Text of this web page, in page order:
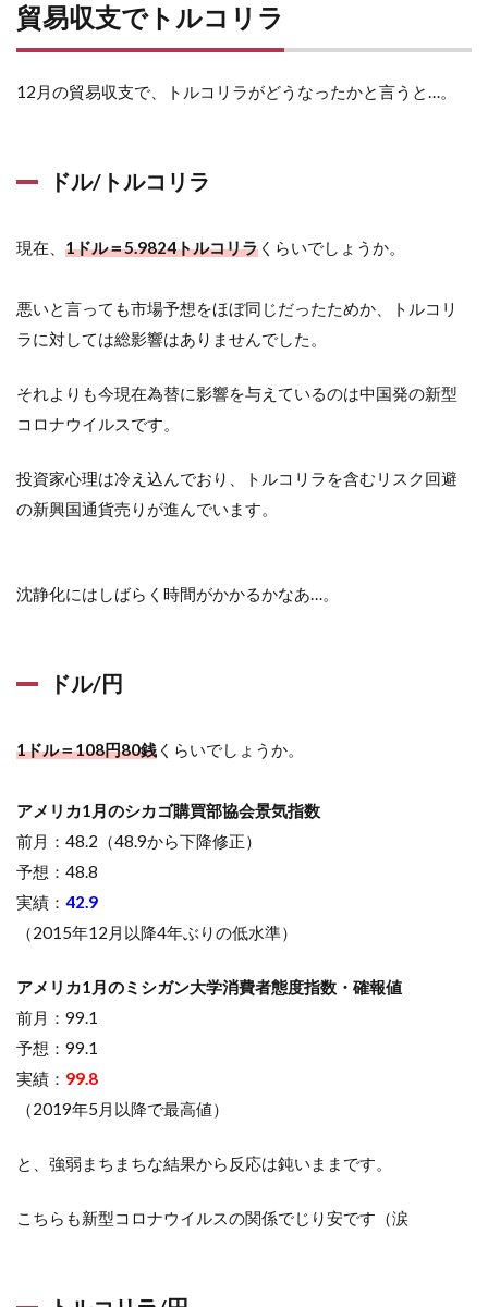
貿易収支でトルコリラ
12月の貿易収支で、トルコリラがどうなったかと言うと…。
ドル/トルコリラ
現在、 1ドル＝5.9824トルコリラ くらいでしょうか。
悪いと言っても市場予想をほぼ同じだったためか、トルコリ
ラに対しては総影響はありませんでした。
それよりも今現在為替に影響を与えているのは中国発の新型
コロナウイルスです。
投資家心理は冷え込んでおり、トルコリラを含むリスク回避
の新興国通貨売りが進んでいます。
沈静化にはしばらく時間がかかるかなあ…。
ドル/円
1ドル＝108円80銭 くらいでしょうか。
アメリカ1月のシカゴ購買部協会景気指数
前月：48.2（48.9から下降修正）
予想：48.8
実績： 42.9
（2015年12月以降4年ぶりの低水準）
アメリカ1月のミシガン大学消費者態度指数・確報値
前月：99.1
予想：99.1
実績： 99.8
（2019年5月以降で最高値）
と、強弱まちまちな結果から反応は鈍いままです。
こちらも新型コロナウイルスの関係でじり安です（涙